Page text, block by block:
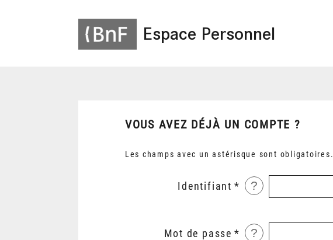
Espace Personnel
VOUS AVEZ DÉJÀ UN COMPTE ?
Les champs avec un astérisque sont obligatoires.
Identifiant ?
Mot de passe ?